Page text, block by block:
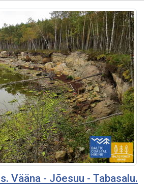
Vääna - Jõesuu - Tabasalu.